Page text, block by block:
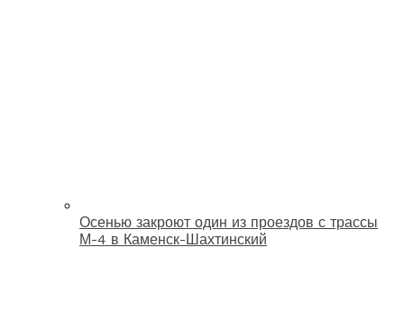
Осенью закроют один из проездов с трассы
М-4 в Каменск-Шахтинский